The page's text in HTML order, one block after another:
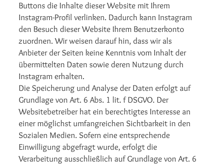
Buttons die Inhalte dieser Website mit Ihrem
Instagram-Profil verlinken. Dadurch kann Instagram
den Besuch dieser Website Ihrem Benutzerkonto
zuordnen. Wir weisen darauf hin, dass wir als
Anbieter der Seiten keine Kenntnis vom Inhalt der
übermittelten Daten sowie deren Nutzung durch
Instagram erhalten.
Die Speicherung und Analyse der Daten erfolgt auf
Grundlage von Art. 6 Abs. 1 lit. f DSGVO. Der
Websitebetreiber hat ein berechtigtes Interesse an
einer möglichst umfangreichen Sichtbarkeit in den
Sozialen Medien. Sofern eine entsprechende
Einwilligung abgefragt wurde, erfolgt die
Verarbeitung ausschließlich auf Grundlage von Art. 6